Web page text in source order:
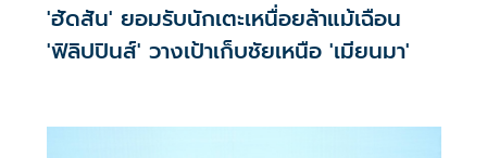
'ฮัดสัน' ยอมรับนักเตะเหนื่อยล้าแม้เฉือน
'ฟิลิปปินส์' วางเป้าเก็บชัยเหนือ 'เมียนมา'